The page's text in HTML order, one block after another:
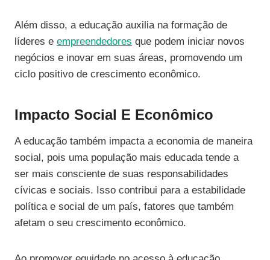
Além disso, a educação auxilia na formação de
líderes e empreendedores que podem iniciar novos
negócios e inovar em suas áreas, promovendo um
ciclo positivo de crescimento econômico.
Impacto Social E Econômico
A educação também impacta a economia de maneira
social, pois uma população mais educada tende a
ser mais consciente de suas responsabilidades
cívicas e sociais. Isso contribui para a estabilidade
política e social de um país, fatores que também
afetam o seu crescimento econômico.